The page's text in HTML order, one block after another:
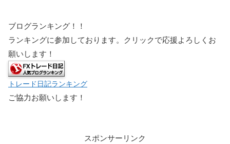
ブログランキング！！
ランキングに参加しております。クリックで応援よろしくお
願いします！
トレード日記ランキング
ご協力お願いします！
スポンサーリンク